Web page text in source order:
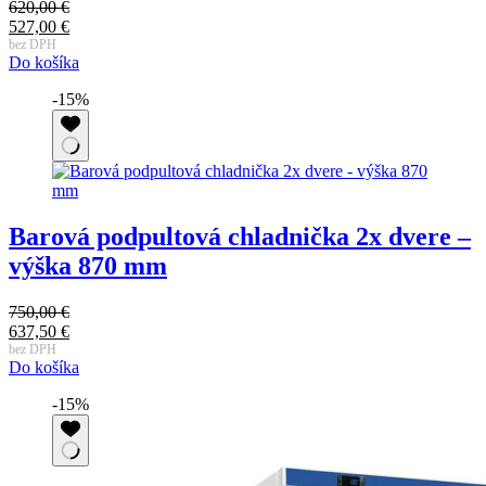
620,00€
Pôvodná
cena
bola:
527,00 €
Aktuálna
cena
527,00 €.
bez DPH
Do košíka
-15%
Barová podpultová chladnička 2x dvere –
výška 870 mm
750,00€
Pôvodná
cena
bola:
637,50 €
Aktuálna
cena
637,50 €.
bez DPH
Do košíka
-15%